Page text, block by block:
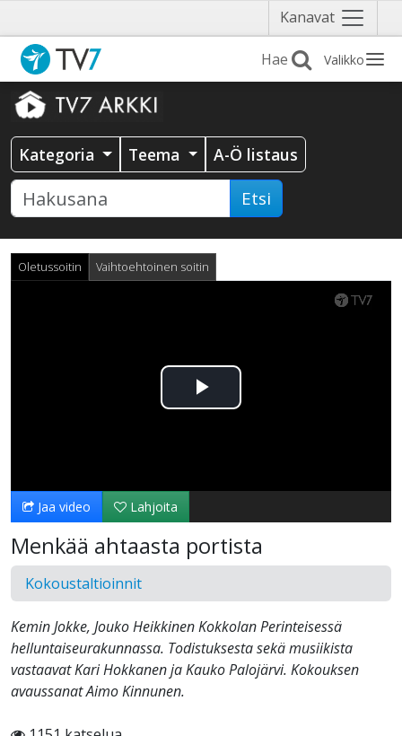
Kanavat Näytä
valikko
Valikko
Kategoria Teema A-Ö listaus
Etsi
Oletussoitin Vaihtoehtoinen soitin
Toista
Jaa video Lahjoita
Menkää ahtaasta portista
Kokoustaltioinnit
Kemin Jokke, Jouko Heikkinen Kokkolan Perinteisessä
helluntaiseurakunnassa. Todistuksesta sekä musiikista
vastaavat Kari Hokkanen ja Kauko Palojärvi. Kokouksen
avaussanat Aimo Kinnunen.